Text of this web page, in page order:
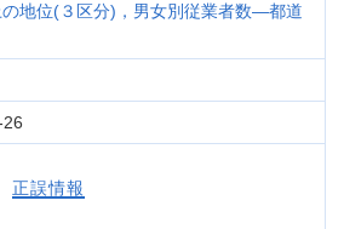
地位(３区分)，男女別従業者数―都道
正誤情報